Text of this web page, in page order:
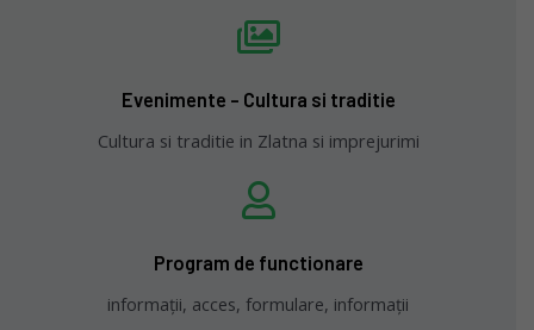
Evenimente - Cultura si traditie
Cultura si traditie in Zlatna si imprejurimi
Program de functionare
informații, acces, formulare, informații